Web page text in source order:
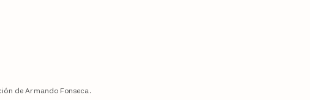
de Armando Fonseca.